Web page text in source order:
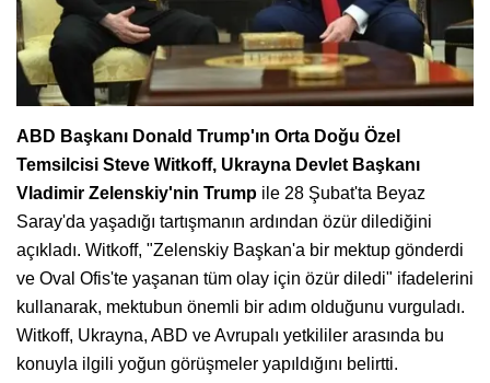
ABD Başkanı Donald Trump'ın Orta Doğu Özel
Temsilcisi Steve Witkoff, Ukrayna Devlet Başkanı
Vladimir Zelenskiy'nin Trump ile 28 Şubat'ta Beyaz
Saray'da yaşadığı tartışmanın ardından özür dilediğini
açıkladı. Witkoff, "Zelenskiy Başkan'a bir mektup gönderdi
ve Oval Ofis'te yaşanan tüm olay için özür diledi" ifadelerini
kullanarak, mektubun önemli bir adım olduğunu vurguladı.
Witkoff, Ukrayna, ABD ve Avrupalı yetkililer arasında bu
konuyla ilgili yoğun görüşmeler yapıldığını belirtti.